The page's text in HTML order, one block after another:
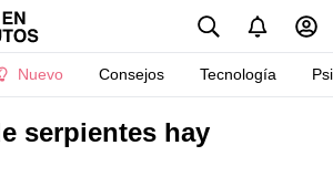
Nuevo Consejos Tecnología
serpientes hay